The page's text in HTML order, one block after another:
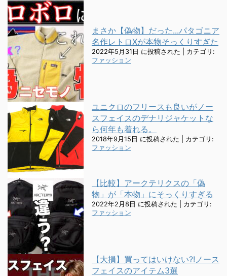
まさか【偽物】だった...パタゴニア
名作レトロXが本物そっくりすぎた
2022年5月31日 に投稿された
カテゴリ:
ファッション
ユニクロのフリースも良いがノー
スフェイスのデナリジャケットな
ら何年も着れる。
2018年9月15日 に投稿された
カテゴリ:
ファッション
【比較】アークテリクスの「偽
物」が「本物」にそっくりすぎる
2022年2月8日 に投稿された
カテゴリ:
ファッション
【大損】買ってはいけない?!ノース
フェイスのアイテム3選